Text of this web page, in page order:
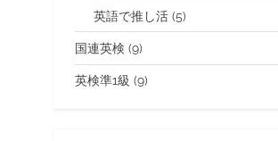
英語で推し活 (5)
国連英検 (9)
英検準1級 (9)